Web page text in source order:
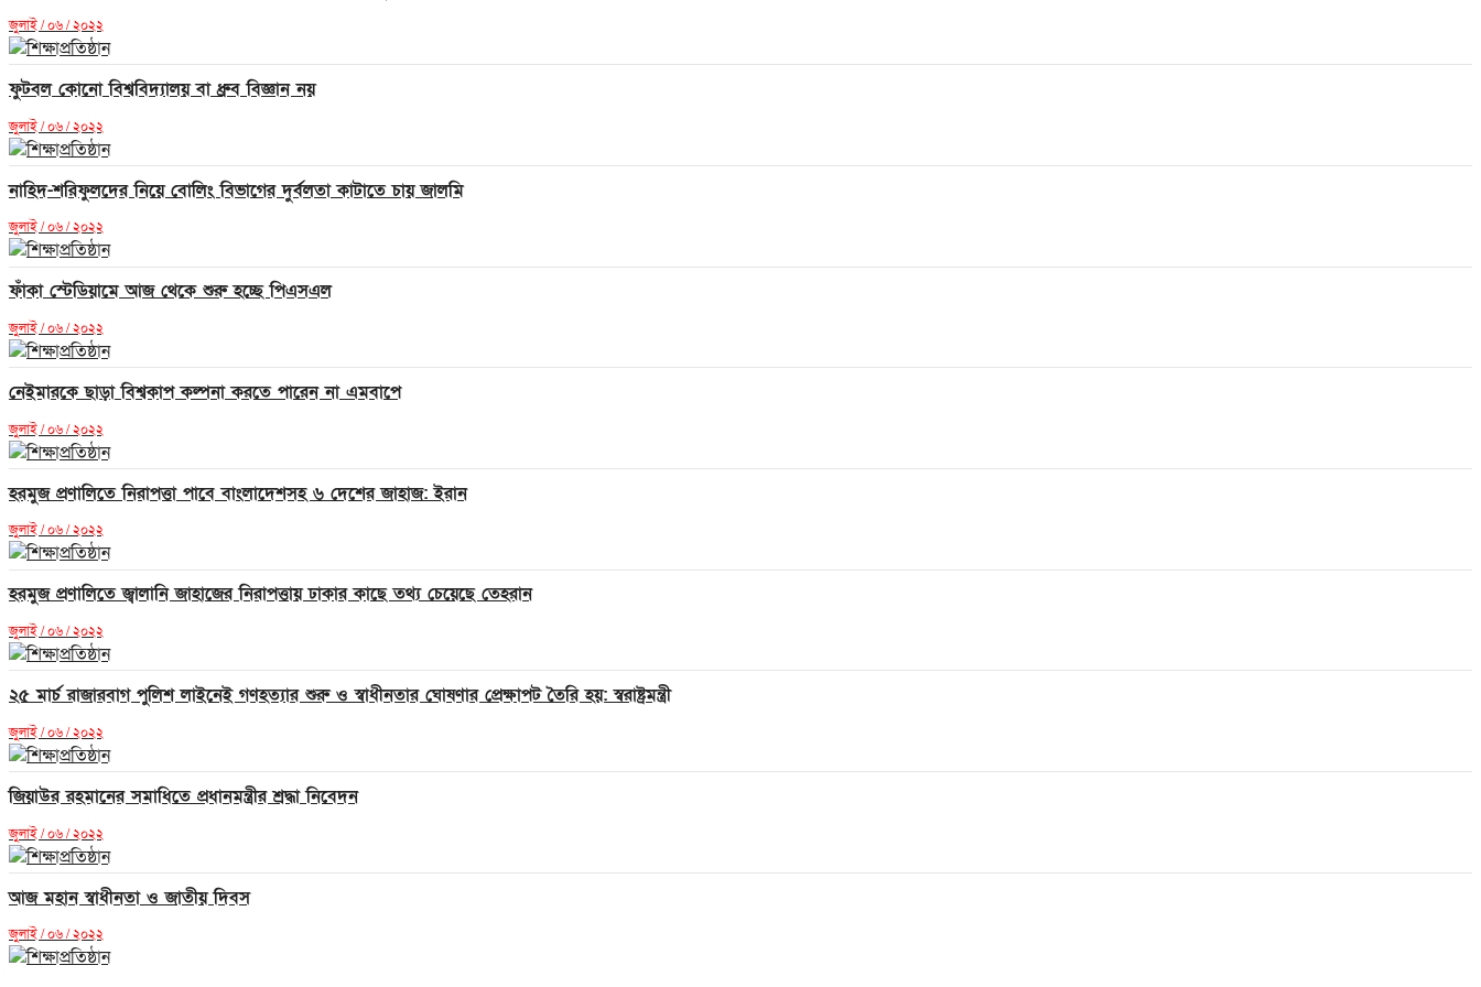
জুলাই / ০৬ / ২০২২
ফুটবল কোনো বিশ্ববিদ্যালয় বা ধ্রুব বিজ্ঞান নয়
জুলাই / ০৬ / ২০২২
নাহিদ-শরিফুলদের নিয়ে বোলিং বিভাগের দুর্বলতা কাটাতে চায় জালমি
জুলাই / ০৬ / ২০২২
ফাঁকা স্টেডিয়ামে আজ থেকে শুরু হচ্ছে পিএসএল
জুলাই / ০৬ / ২০২২
নেইমারকে ছাড়া বিশ্বকাপ কল্পনা করতে পারেন না এমবাপে
জুলাই / ০৬ / ২০২২
হরমুজ প্রণালিতে নিরাপত্তা পাবে বাংলাদেশসহ ৬ দেশের জাহাজ: ইরান
জুলাই / ০৬ / ২০২২
হরমুজ প্রণালিতে জ্বালানি জাহাজের নিরাপত্তায় ঢাকার কাছে তথ্য চেয়েছে তেহরান
জুলাই / ০৬ / ২০২২
২৫ মার্চ রাজারবাগ পুলিশ লাইনেই গণহত্যার শুরু ও স্বাধীনতার ঘোষণার প্রেক্ষাপট তৈরি হয়: স্বরাষ্ট্রমন্ত্রী
জুলাই / ০৬ / ২০২২
জিয়াউর রহমানের সমাধিতে প্রধানমন্ত্রীর শ্রদ্ধা নিবেদন
জুলাই / ০৬ / ২০২২
আজ মহান স্বাধীনতা ও জাতীয় দিবস
জুলাই / ০৬ / ২০২২